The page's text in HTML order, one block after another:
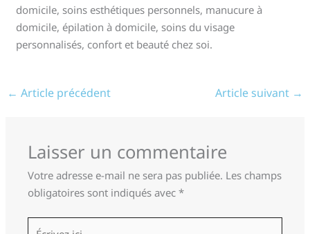
domicile, soins esthétiques personnels, manucure à
domicile, épilation à domicile, soins du visage
personnalisés, confort et beauté chez soi.
← Article précédent Article suivant →
Laisser un commentaire
Votre adresse e-mail ne sera pas publiée. Les champs
obligatoires sont indiqués avec*
Écrivez